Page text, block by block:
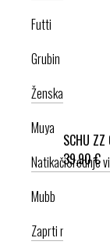
SCHU ZZ
39,90 €
Futti
Grubin
Ženska celoletna
Muya
NatikačiSrednje
Mubb
Zaprti modeli